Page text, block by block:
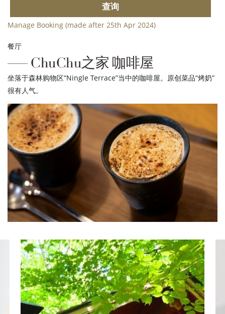
查询
Manage Booking (made after 25th Apr 2024)
餐厅
ChuChu之家 咖啡屋
坐落于森林购物区“Ningle Terrace”当中的咖啡屋。原创菜品“烤奶”
很有人气。